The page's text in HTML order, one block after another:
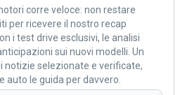
corre veloce: non restare
per ricevere il nostro recap
i test drive esclusivi, le analisi
sui nuovi modelli. Un
notizie selezionate e verificate,
auto le guida per davvero.